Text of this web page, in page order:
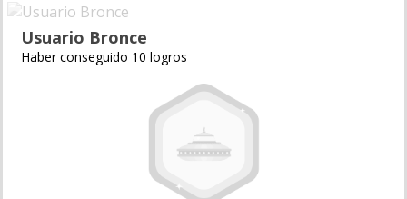
Usuario Bronce
Haber conseguido 10 logros